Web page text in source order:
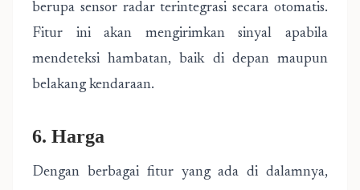
berupa sensor radar terintegrasi secara otomatis.
Fitur ini akan mengirimkan sinyal apabila
mendeteksi hambatan, baik di depan maupun
belakang kendaraan.
6. Harga
Dengan berbagai fitur yang ada di dalamnya,